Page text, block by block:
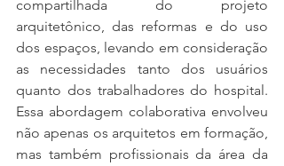
compartilhada do projeto
arquitetônico, das reformas e do uso
dos espaços, levando em consideração
as necessidades tanto dos usuários
quanto dos trabalhadores do hospital.
Essa abordagem colaborativa envolveu
não apenas os arquitetos em formação,
mas também profissionais da área da